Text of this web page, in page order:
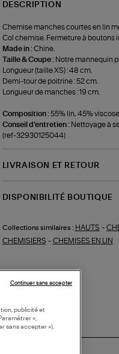
DESCRIPTION
Chemise manches courtes en lin
Col chemise. Fermeture à boutons
Made in :Chine.
Taille & Coupe : Notre mannequin
Longueur (taille XS) : 48 cm.
Demi-tour de poitrine : 52 cm.
Longueur de manches : 19 cm.
Composition :55% lin, 45% viscose
Conseil d'entretien : Nettoyage à
(ref-32930125044)
LIVRAISON ET RETOUR
DISPONIBILITÉ BOUTIQUE
Collections similaires : HAUTS -
CHEMISIERS - CHEMISES EN LIN
publicité et
»,
sans accepter »).
Continuer sans accepter